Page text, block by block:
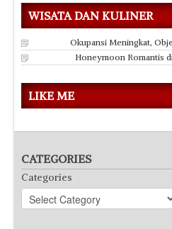
WISATA DAN KULINER
Okupansi Meningkat,
Honeymoon Romantis
LIKE ME
CATEGORIES
Categories